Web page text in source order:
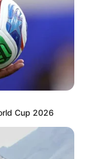
Cup 2026